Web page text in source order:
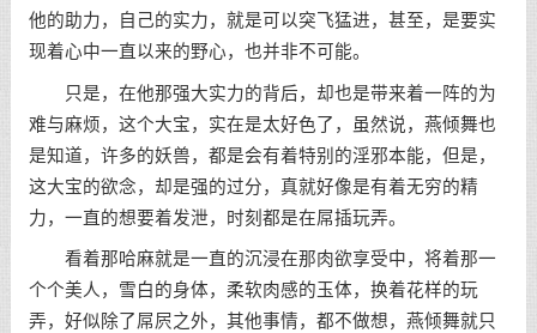
他的助力，自己的实力，就是可以突飞猛进，甚至，是要实
现着心中一直以来的野心，也并非不可能。
只是，在他那强大实力的背后，却也是带来着一阵的为
难与麻烦，这个大宝，实在是太好色了，虽然说，燕倾舞也
是知道，许多的妖兽，都是会有着特别的淫邪本能，但是，
这大宝的欲念，却是强的过分，真就好像是有着无穷的精
力，一直的想要着发泄，时刻都是在屌插玩弄。
看着那哈麻就是一直的沉浸在那肉欲享受中，将着那一
个个美人，雪白的身体，柔软肉感的玉体，换着花样的玩
弄，好似除了屌屄之外，其他事情，都不做想，燕倾舞就只